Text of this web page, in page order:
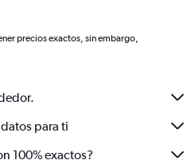
precios exactos, sin embargo,
para ti
100% exactos?